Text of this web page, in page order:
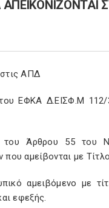
ΑΠΔ
ΕΦΚΑ Δ.ΕΙΣΦ.Μ
Άρθρου 55 του
αμείβονται με
αμειβόμενο με
εφεξής.